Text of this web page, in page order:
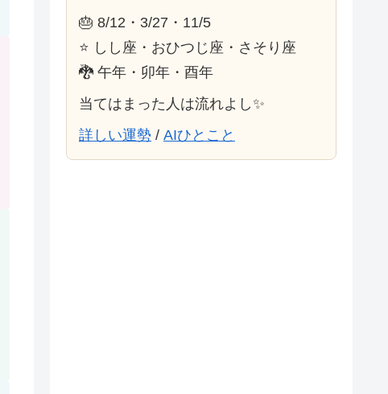
🎂 8/12・3/27・11/5
⭐ しし座・おひつじ座・さそり座
🐉 午年・卯年・酉年
当てはまった人は流れよし✨
詳しい運勢 / AIひとこと